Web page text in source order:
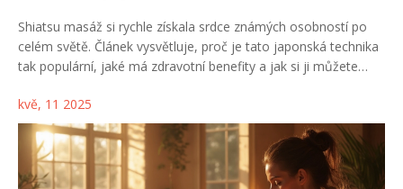
Shiatsu masáž si rychle získala srdce známých osobností po
celém světě. Článek vysvětluje, proč je tato japonská technika
tak populární, jaké má zdravotní benefity a jak si ji můžete
terapeuta a konkrétní zkušenosti ze světa šoubyznysu.
Nechybí ani praktický pohled na to, co od shiatsu čekat. Ideální
pro všechny, kteří hledají nový způsob, jak si ulevit od stresu a
zlepšit fyzickou i psychickou pohodu.
kvě, 11 2025